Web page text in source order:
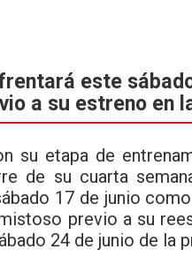
este
a su estreno en
su etapa de
de su cuarta
17 de junio
previo a su
24 de junio de la